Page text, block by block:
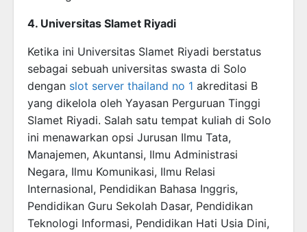
4. Universitas Slamet Riyadi
Ketika ini Universitas Slamet Riyadi berstatus
sebagai sebuah universitas swasta di Solo
dengan slot server thailand no 1 akreditasi B
yang dikelola oleh Yayasan Perguruan Tinggi
Slamet Riyadi. Salah satu tempat kuliah di Solo
ini menawarkan opsi Jurusan Ilmu Tata,
Manajemen, Akuntansi, Ilmu Administrasi
Negara, Ilmu Komunikasi, Ilmu Relasi
Internasional, Pendidikan Bahasa Inggris,
Pendidikan Guru Sekolah Dasar, Pendidikan
Teknologi Informasi, Pendidikan Hati Usia Dini,